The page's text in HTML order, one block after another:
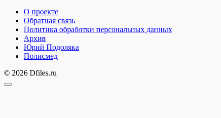
О проекте
Обратная связь
Политика обработки персональных данных
Архив
Юрий Подоляка
Полисмед
© 2026 Dfiles.ru